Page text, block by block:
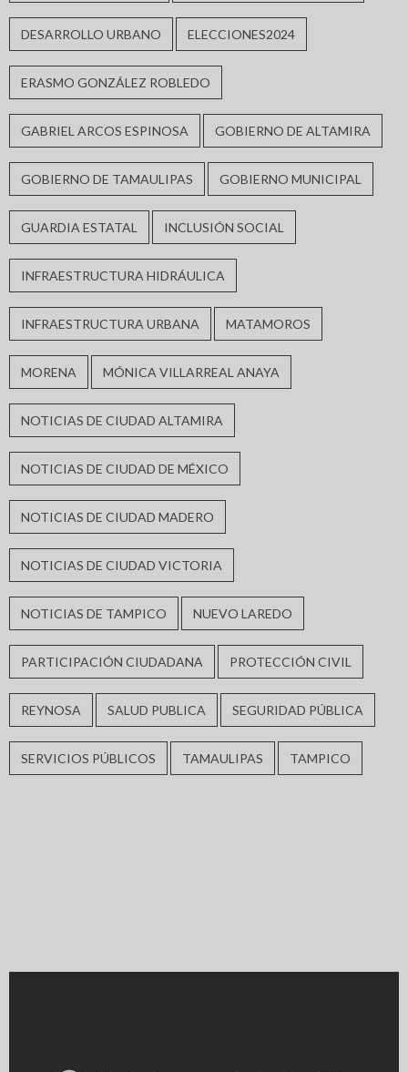
DESARROLLO URBANO ELECCIONES2024
ERASMO GONZÁLEZ ROBLEDO
GABRIEL ARCOS ESPINOSA GOBIERNO DE ALTAMIRA
GOBIERNO DE TAMAULIPAS GOBIERNO MUNICIPAL
GUARDIA ESTATAL INCLUSIÓN SOCIAL
INFRAESTRUCTURA HIDRÁULICA
INFRAESTRUCTURA URBANA MATAMOROS
MORENA MÓNICA VILLARREAL ANAYA
NOTICIAS DE CIUDAD ALTAMIRA
NOTICIAS DE CIUDAD DE MÉXICO
NOTICIAS DE CIUDAD MADERO
NOTICIAS DE CIUDAD VICTORIA
NOTICIAS DE TAMPICO NUEVO LAREDO
PARTICIPACIÓN CIUDADANA PROTECCIÓN CIVIL
REYNOSA SALUD PUBLICA SEGURIDAD PÚBLICA
SERVICIOS PÚBLICOS TAMAULIPAS TAMPICO